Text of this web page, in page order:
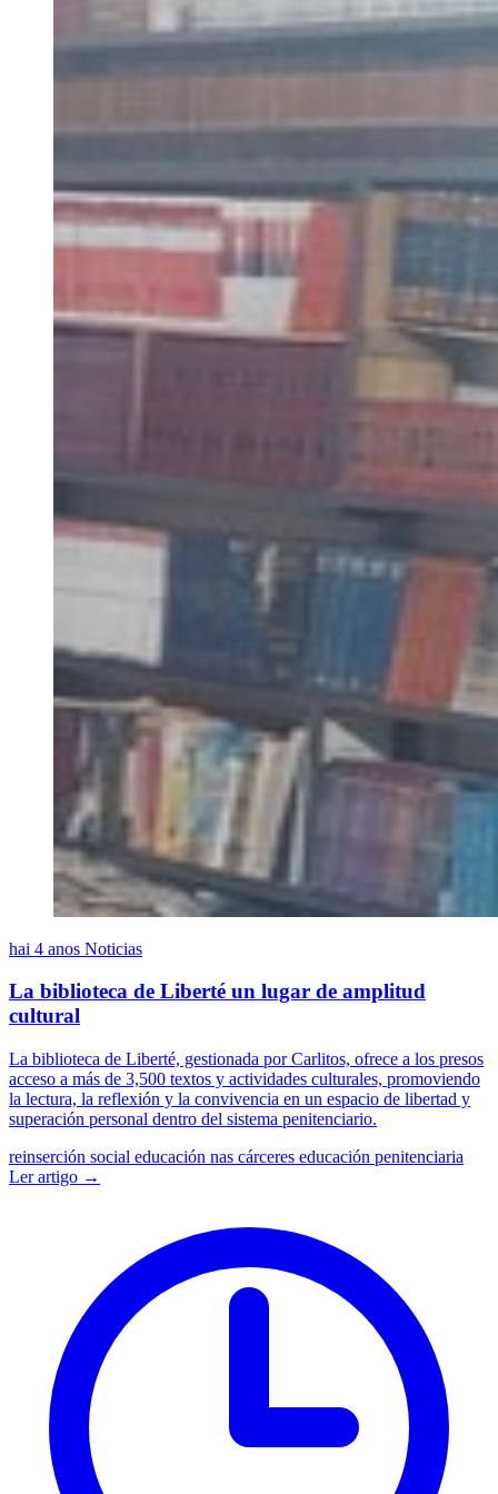
hai 4 anos Noticias
La biblioteca de Liberté un lugar de amplitud
cultural
La biblioteca de Liberté, gestionada por Carlitos, ofrece a los presos
acceso a más de 3,500 textos y actividades culturales, promoviendo
la lectura, la reflexión y la convivencia en un espacio de libertad y
superación personal dentro del sistema penitenciario.
reinserción social educación nas cárceres educación penitenciaria
Ler artigo →